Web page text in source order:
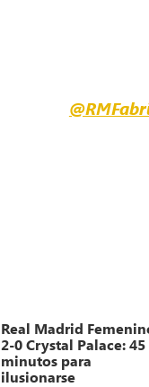
Real Madrid
2-0 Crystal Palace: 45
minutos para
ilusionarse